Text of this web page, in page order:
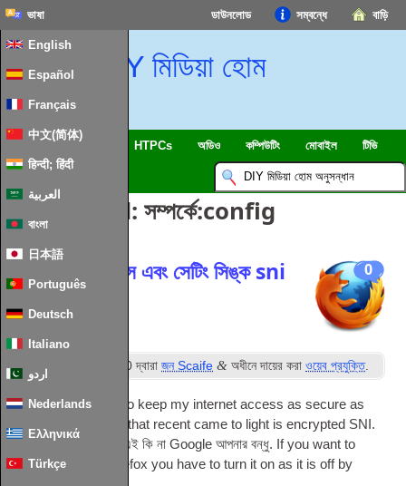
বাড়ি
সম্বন্ধে
ডাউনলোড
ভাষা
English
Español
Français
中文(简体)
हिन्दी; हिंदी
العربية
বাংলা
日本語
Português
Deutsch
Italiano
اردو
Nederlands
Ελληνικά
Türkçe
DIY মিডিয়া হোম
SmartHome & IOT HTPCs অডিও কম্পিউটিং মোবাইল টিভি
পোস্ট Tagged: সম্পর্কে:config
0
ব্যবহারের ফায়ারফক্স এবং সেটিং সিঙ্ক sni
এনক্রিপ্ট
পোস্ট 26 ফেব্রুয়ারি 2020দ্বারাজন Scaife & অধীনে দায়ের করাওয়েব প্রযুক্তি.
I’m always look­ing to keep my inter­net access as secure as
One thing that recent came to light is encryp­ted SNI .
আপনি জানা না থাকলে কি এই কি না Google আপনার বন্ধু. If you want to
make use of it in fire­fox you have to turn it on as it is off by